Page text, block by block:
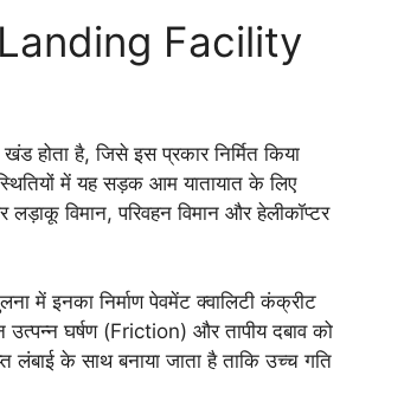
Landing Facility
होता है, जिसे इस प्रकार निर्मित किया
में यह सड़क आम यातायात के लिए
विमान, परिवहन विमान और हेलीकॉप्टर
में इनका निर्माण पेवमेंट क्वालिटी कंक्रीट
उत्पन्न घर्षण (Friction) और तापीय दबाव को
के साथ बनाया जाता है ताकि उच्च गति